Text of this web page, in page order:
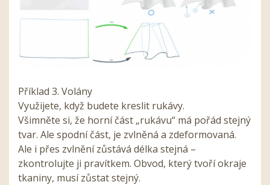
Příklad 3. Volány
Využijete, když budete kreslit rukávy.
Všimněte si, že horní část „rukávu“ má pořád stejný
tvar. Ale spodní část, je zvlněná a zdeformovaná.
Ale i přes zvlnění zůstává délka stejná –
zkontrolujte ji pravítkem. Obvod, který tvoří okraje
tkaniny, musí zůstat stejný.